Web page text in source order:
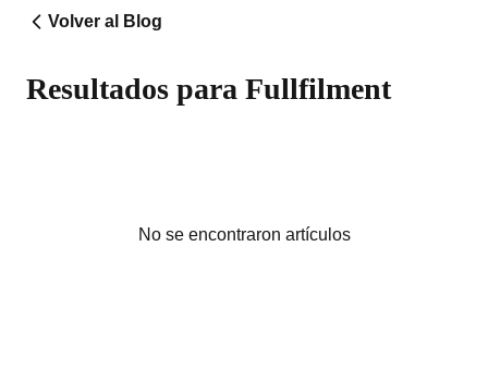
Volver al Blog
Resultados para Fullfilment
No se encontraron artículos